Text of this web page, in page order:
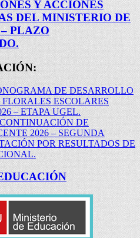
Y ACCIONES
DEL MINISTERIO DE
PLAZO
DE DESARROLLO
FLORALES ESCOLARES
– ETAPA UGEL.
DE
2026 – SEGUNDA
POR RESULTADOS DE